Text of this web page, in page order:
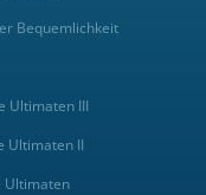
Bequemlichkeit
Ultimaten III
Ultimaten II
Ultimaten